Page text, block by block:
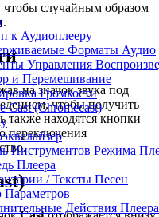
к Аудиоплееру
Форматы Аудио
Управления
и Перемешивание
Громкости
Cast (Chromecast)
Инструментов Режима
Плеера
/ Тексты Песен
Действия Плеера
чтобы случайным образом
на значок звука под
чтобы получить
также находятся кнопки
переключения